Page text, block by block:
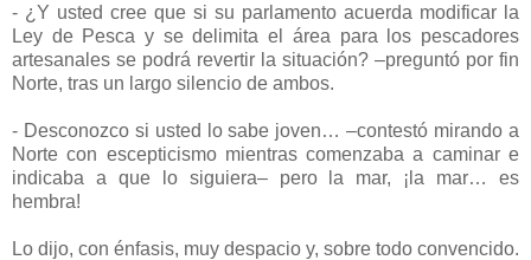
- ¿Y usted cree que si su parlamento acuerda modificar la
Ley de Pesca y se delimita el área para los pescadores
artesanales se podrá revertir la situación? –preguntó por fin
Norte, tras un largo silencio de ambos.
- Desconozco si usted lo sabe joven… –contestó mirando a
Norte con escepticismo mientras comenzaba a caminar e
indicaba a que lo siguiera– pero la mar, ¡la mar… es
hembra!
Lo dijo, con énfasis, muy despacio y, sobre todo convencido.